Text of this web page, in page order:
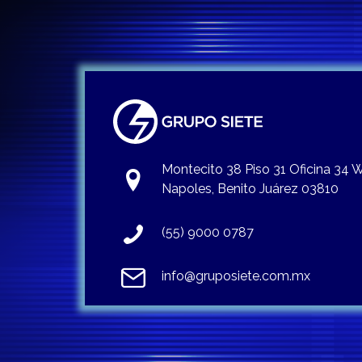
Montecito 38 Piso 31 Oficina 34
Napoles, Benito Juárez 03810
(55) 9000 0787
info@gruposiete.com.mx